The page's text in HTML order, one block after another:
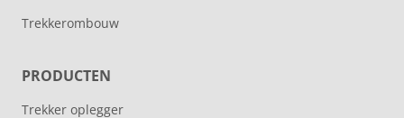
Trekkerombouw
PRODUCTEN
Trekker oplegger